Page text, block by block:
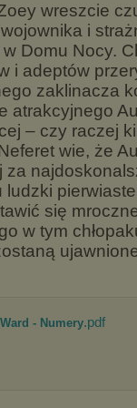
wreszcie
i
w Domu Nocy.
i adeptów
zaklinacza
atrakcyjnego
– czy raczej
wie, że
za
ludzki
się
w tym
- Numery.pdf